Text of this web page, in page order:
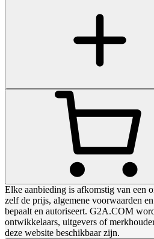
Elke aanbieding is afkomstig van een
zelf de prijs, algemene voorwaarden
bepaalt en autoriseert. G2A.COM
ontwikkelaars, uitgevers of
deze website beschikbaar zijn.